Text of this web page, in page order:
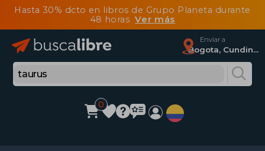
Hasta 30% dcto en libros de Grupo Planeta durante
48 horasVer más
Enviar a
Bogota, Cundinamarca
0